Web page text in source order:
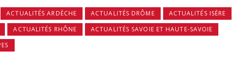
ACTUALITÉS ARDÈCHE ACTUALITÉS DRÔME
ACTUALITÉS ISÈRE
ACTUALITÉS RHÔNE
ACTUALITÉS SAVOIE ET HAUTE-SAVOIE